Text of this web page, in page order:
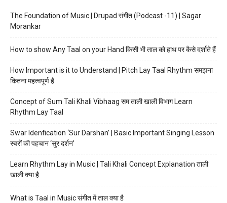
The Foundation of Music | Drupad संगीत (Podcast -11) | Sagar
Morankar
How to show Any Taal on your Hand किसी भी ताल को हाथ पर कैसे दर्शाते हैं
How Important is it to Understand | Pitch Lay Taal Rhythm समझना
कितना महत्वपूर्ण है
Concept of Sum Tali Khali Vibhaag सम ताली खाली विभाग Learn
Rhythm Lay Taal
Swar Idenfication ‘Sur Darshan’ | Basic Important Singing Lesson
स्वरों की पहचान ‘सुर दर्शन’
Learn Rhythm Lay in Music | Tali Khali Concept Explanation ताली
खाली क्या है
What is Taal in Music संगीत में ताल क्या है